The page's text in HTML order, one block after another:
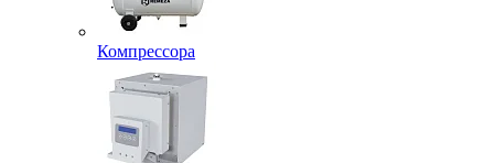
Компрессора